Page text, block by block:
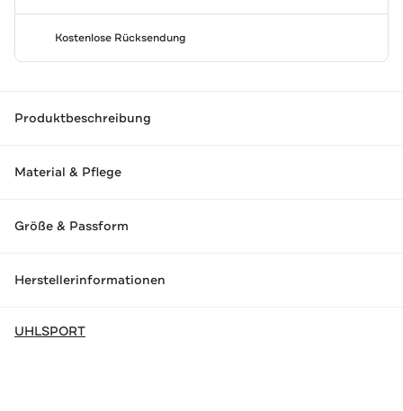
Kostenlose Rücksendung
Produktbeschreibung
Material & Pflege
Größe & Passform
Herstellerinformationen
UHLSPORT